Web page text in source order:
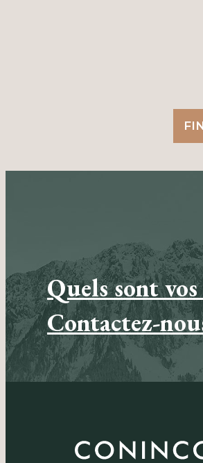
Quels sont
Contactez-